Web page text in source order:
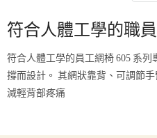
符合人體工學的職
符合人體工學的員工網椅 605 系
撐而設計。 其網狀靠背、可調節
減輕背部疼痛